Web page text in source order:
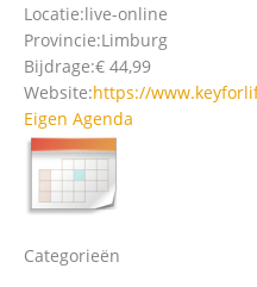
Locatie:live-online
Provincie:Limburg
Bijdrage:€ 44,99
Website:https://
Eigen Agenda
Categorieën